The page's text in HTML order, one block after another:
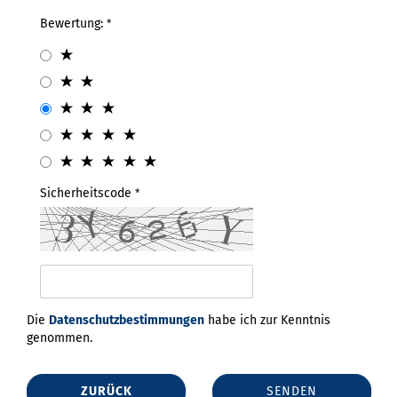
Bewertung:
Sicherheitscode
Die Datenschutzbestimmungen habe ich zur Kenntnis
genommen.
ZURÜCK SENDEN